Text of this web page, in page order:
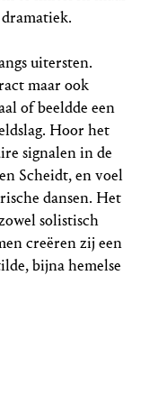
uitersten.
maar ook
of beeldde een
Hoor het
signalen in de
Scheidt, en voel
dansen. Het
solistisch
creëren zij een
bijna hemelse